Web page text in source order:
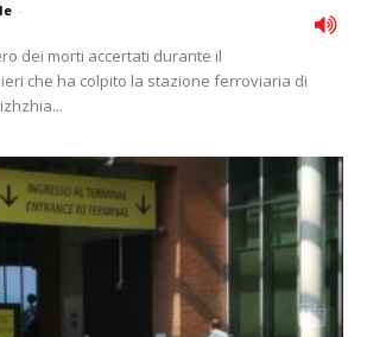
-
dei morti accertati durante il
che ha colpito la stazione ferroviaria di